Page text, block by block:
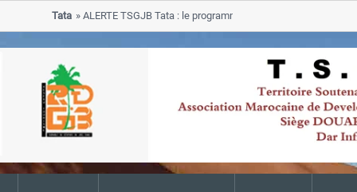
ALERTE TSGJB Tata : le programme de rehabilitation post-
progresse dans les zones sinistrees